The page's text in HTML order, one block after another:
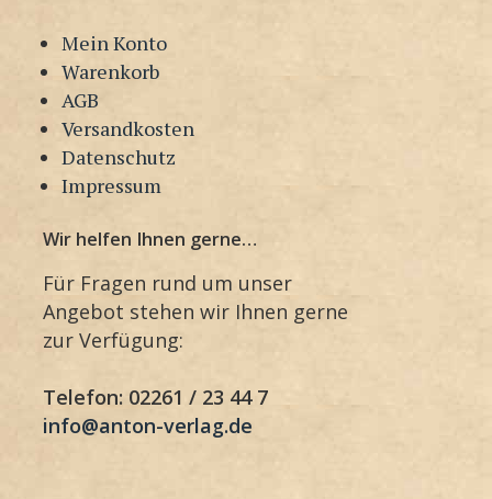
Mein Konto
Warenkorb
AGB
Versandkosten
Datenschutz
Impressum
Wir helfen Ihnen gerne…
Für Fragen rund um unser
Angebot stehen wir Ihnen gerne
zur Verfügung:
Telefon: 02261 / 23 44 7
info@anton-verlag.de